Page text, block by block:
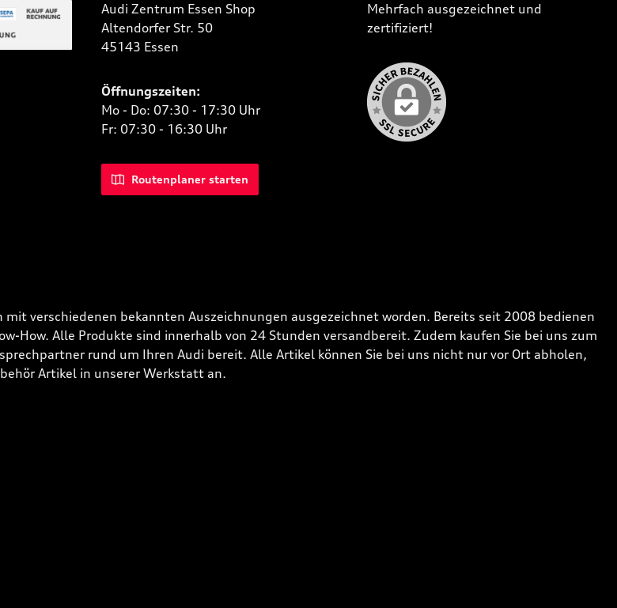
Audi Zentrum Essen Shop
Altendorfer Str. 50
45143 Essen
Öffnungszeiten:
Mo - Do: 07:30 - 17:30 Uhr
Fr: 07:30 - 16:30 Uhr
Routenplaner starten
Mehrfach ausgezeichnet und
zertifiziert!
verschiedenen bekannten Auszeichnungen ausgezeichnet worden. Bereits seit 2008 bedienen
How. Alle Produkte sind innerhalb von 24 Stunden versandbereit. Zudem kaufen Sie bei uns zum
rund um Ihren Audi bereit. Alle Artikel können Sie bei uns nicht nur vor Ort abholen,
Artikel in unserer Werkstatt an.